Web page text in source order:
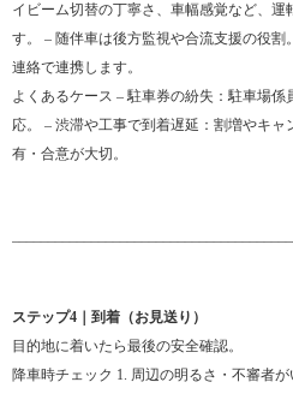
イビーム切替の丁寧さ、車幅感覚など、運
す。 – 随伴車は後方監視や合流支援の役
連絡で連携します。
よくあるケース – 駐車券の紛失：駐車場
応。 – 渋滞や工事で到着遅延：割増やキ
有・合意が大切。
ステップ4｜到着（お見送り）
目的地に着いたら最後の安全確認。
降車時チェック 1. 周辺の明るさ・不審者